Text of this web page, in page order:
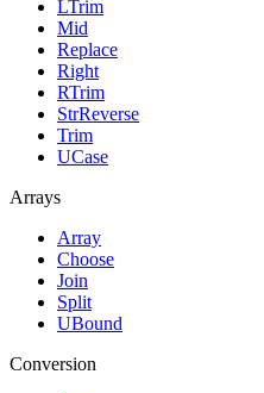
LTrim
Mid
Replace
Right
RTrim
StrReverse
Trim
UCase
Arrays
Array
Choose
Join
Split
UBound
Conversion